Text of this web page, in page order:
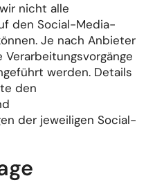
nicht alle
den Social-Media-
Je nach Anbieter
Verarbeitungsvorgänge
werden. Details
den
der jeweiligen Social-